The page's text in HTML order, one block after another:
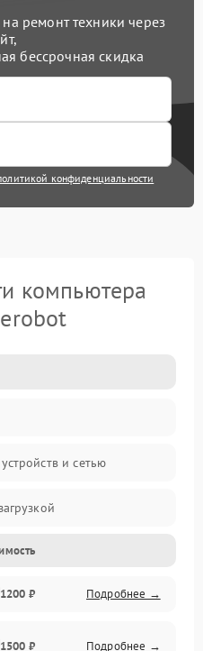
ремонт техники через
бессрочная скидка
конфиденциальности
компьютера
и сетью
монитором
и стабильностью
1200 ₽ Подробнее →
1500 ₽ Подробнее →